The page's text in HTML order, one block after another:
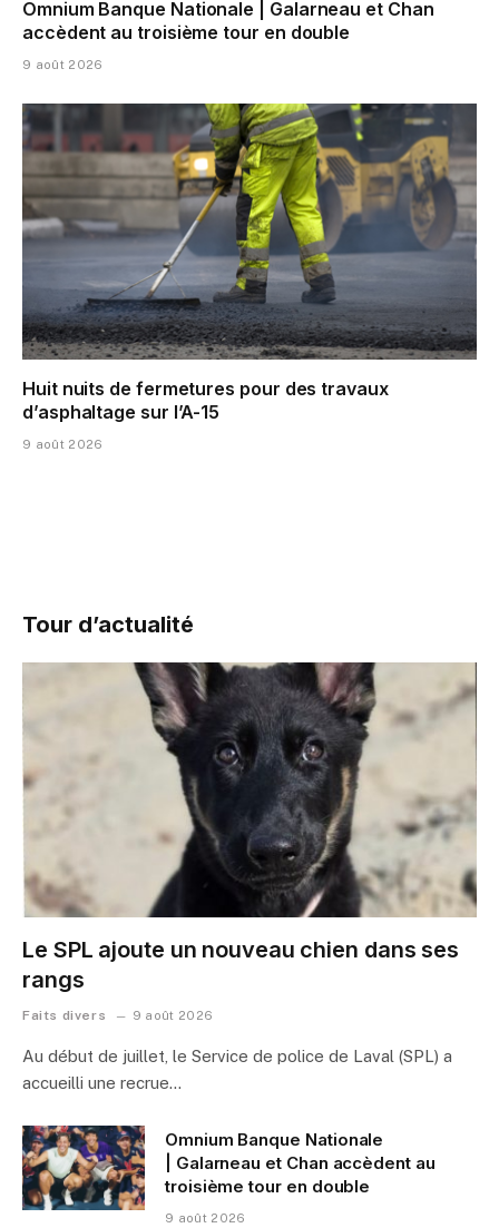
Omnium Banque Nationale | Galarneau et Chan
accèdent au troisième tour en double
9 août 2026
Huit nuits de fermetures pour des travaux
d’asphaltage sur l’A-15
9 août 2026
Tour d’actualité
Le SPL ajoute un nouveau chien dans ses
rangs
Faits divers 9 août 2026
Au début de juillet, le Service de police de Laval (SPL) a
accueilli une recrue…
Omnium Banque Nationale
| Galarneau et Chan accèdent au
troisième tour en double
9 août 2026